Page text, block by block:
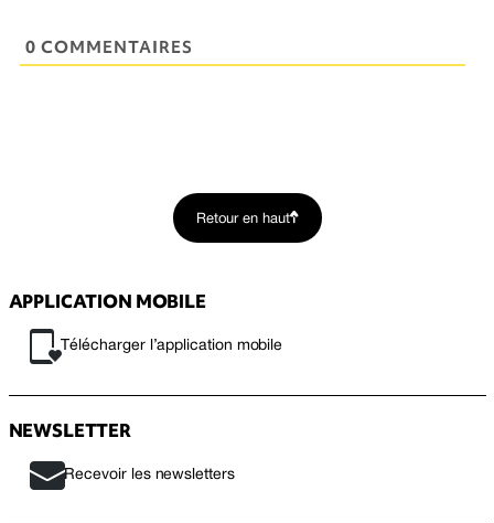
0 COMMENTAIRES
Retour en haut
APPLICATION MOBILE
Télécharger l’application mobile
NEWSLETTER
Recevoir les newsletters